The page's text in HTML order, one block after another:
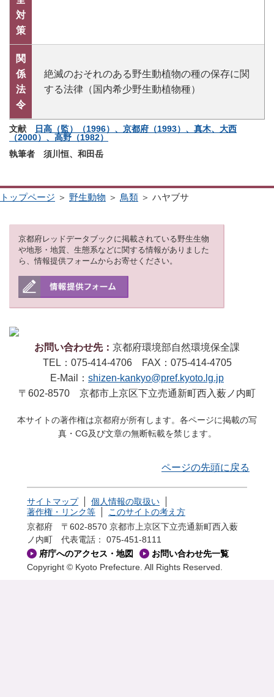
対
策
関
係
法
令
絶滅のおそれのある野生動植物の種の保存に関
する法律（国内希少野生動植物種）
文献
日高（監）（1996）、京都府（1993）、真木、大西
（2000）、高野（1982）
執筆者 須川恒、和田岳
トップページ ＞ 野生動物 ＞ 鳥類 ＞ ハヤブサ
京都府レッドデータブックに掲載されている野生生物
や地形・地質、生態系などに関する情報がありました
ら、情報提供フォームからお寄せください。
お問い合わせ先： 京都府環境部自然環境保全課
TEL：075-414-4706 FAX：075-414-4705
E-Mail： shizen-kankyo@pref.kyoto.lg.jp
〒602-8570 京都市上京区下立売通新町西入薮ノ内町
本サイトの著作権は京都府が所有します。各ページに掲載の写
真・CG及び文章の無断転載を禁じます。
ページの先頭に戻る
サイトマップ
個人情報の取扱い
著作権・リンク等
このサイトの考え方
京都府 〒602-8570 京都市上京区下立売通新町西入薮
ノ内町
代表電話： 075-451-8111
府庁へのアクセス・地図
お問い合わせ先一覧
Copyright © Kyoto Prefecture. All Rights Reserved.